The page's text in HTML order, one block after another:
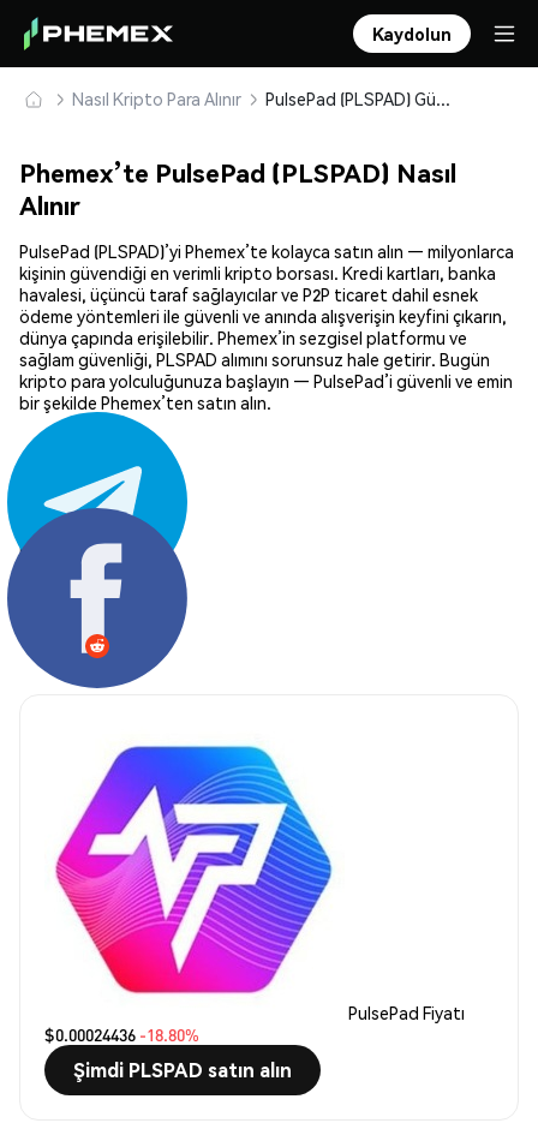
Kaydolun
Nasıl Kripto Para Alınır PulsePad (PLSPAD) Güvenle Satın Alın ve Saklayın
Phemex’te PulsePad (PLSPAD) Nasıl
Alınır
PulsePad (PLSPAD)’yi Phemex’te kolayca satın alın — milyonlarca
kişinin güvendiği en verimli kripto borsası. Kredi kartları, banka
havalesi, üçüncü taraf sağlayıcılar ve P2P ticaret dahil esnek
ödeme yöntemleri ile güvenli ve anında alışverişin keyfini çıkarın,
dünya çapında erişilebilir. Phemex’in sezgisel platformu ve
sağlam güvenliği, PLSPAD alımını sorunsuz hale getirir. Bugün
kripto para yolculuğunuza başlayın — PulsePad’i güvenli ve emin
bir şekilde Phemex’ten satın alın.
Paylaş:
PulsePad Fiyatı
$0.00024436 -18.80%
Şimdi PLSPAD satın alın